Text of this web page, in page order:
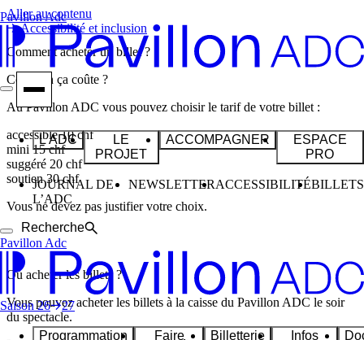
Aller au contenu
Pavillon Adc
L'ADC
LE
PROJET
ACCOMPAGNER
ESPACE
PRO
JOURNAL DE
L’ADC
NEWSLETTERACCESSIBILITÉBILLETS
Recherche
Pavillon Adc
Saison 26 27
Programmation
Faire
Billetterie
Infos
Accessibilité et inclusion
Comment acheter un billet ?
Combien ça coûte ?
Au Pavillon ADC vous pouvez choisir le tarif de votre billet :
accessible 10 chf
mini 15 chf
suggéré 20 chf
soutien 30 chf
Vousnedevez pas justifier votre choix.
Où acheter les billets ?
Vous pouvez acheter les billets à la caisse du Pavillon ADC le soir
du spectacle.